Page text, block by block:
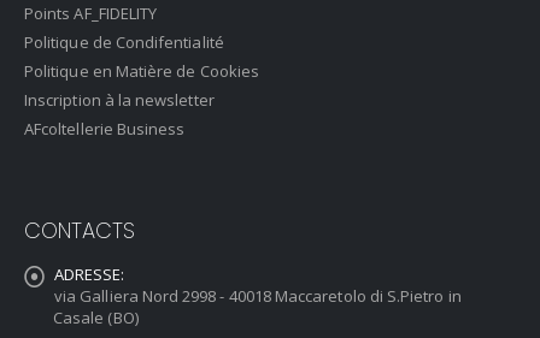
Points AF_FIDELITY
Politique de Condifentialité
Politique en Matière de Cookies
Inscription à la newsletter
AFcoltellerie Business
CONTACTS
ADRESSE:
via Galliera Nord 2998 - 40018 Maccaretolo di S.Pietro in
Casale (BO)